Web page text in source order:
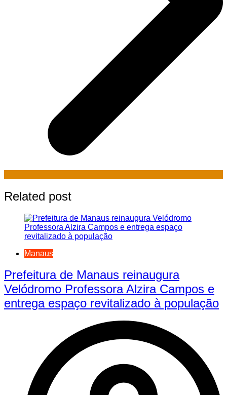
Related post
Manaus
Prefeitura de Manaus reinaugura
Velódromo Professora Alzira Campos e
entrega espaço revitalizado à população